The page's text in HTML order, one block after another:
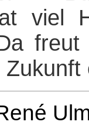
viel